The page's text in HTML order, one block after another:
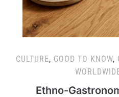
CULTURE, GOOD TO KNOW,
Ethno-